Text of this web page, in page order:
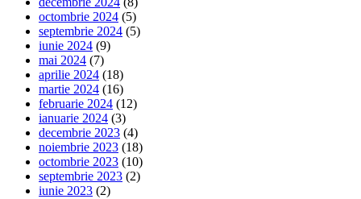
octombrie 2024 (5)
septembrie 2024 (5)
iunie 2024 (9)
mai 2024 (7)
aprilie 2024 (18)
martie 2024 (16)
februarie 2024 (12)
ianuarie 2024 (3)
decembrie 2023 (4)
noiembrie 2023 (18)
octombrie 2023 (10)
septembrie 2023 (2)
iunie 2023 (2)